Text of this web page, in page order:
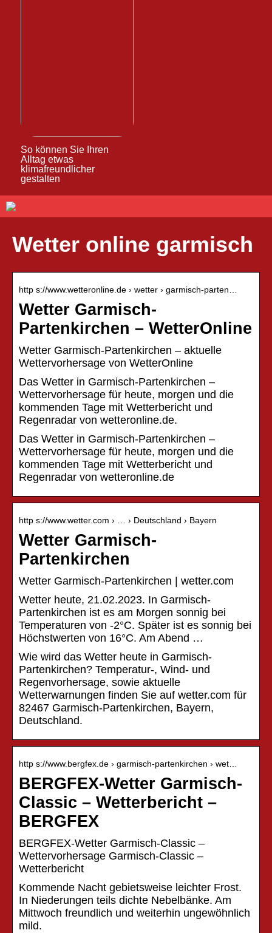
So können Sie Ihren
Alltag etwas
klimafreundlicher
gestalten
Wetter online garmisch
http s://www.wetteronline.de › wetter › garmisch-parten…
Wetter Garmisch-
Partenkirchen – WetterOnline
Wetter Garmisch-Partenkirchen – aktuelle
Wettervorhersage von WetterOnline
Das Wetter in Garmisch-Partenkirchen –
Wettervorhersage für heute, morgen und die
kommenden Tage mit Wetterbericht und
Regenradar von wetteronline.de.
Das Wetter in Garmisch-Partenkirchen –
Wettervorhersage für heute, morgen und die
kommenden Tage mit Wetterbericht und
Regenradar von wetteronline.de
http s://www.wetter.com › … › Deutschland › Bayern
Wetter Garmisch-
Partenkirchen
Wetter Garmisch-Partenkirchen | wetter.com
Wetter heute, 21.02.2023. In Garmisch-
Partenkirchen ist es am Morgen sonnig bei
Temperaturen von -2°C. Später ist es sonnig bei
Höchstwerten von 16°C. Am Abend …
Wie wird das Wetter heute in Garmisch-
Partenkirchen? Temperatur-, Wind- und
Regenvorhersage, sowie aktuelle
Wetterwarnungen finden Sie auf wetter.com für
82467 Garmisch-Partenkirchen, Bayern,
Deutschland.
http s://www.bergfex.de › garmisch-partenkirchen › wet…
BERGFEX-Wetter Garmisch-
Classic – Wetterbericht –
BERGFEX
BERGFEX-Wetter Garmisch-Classic –
Wettervorhersage Garmisch-Classic –
Wetterbericht
Kommende Nacht gebietsweise leichter Frost.
In Niederungen teils dichte Nebelbänke. Am
Mittwoch freundlich und weiterhin ungewöhnlich
mild.